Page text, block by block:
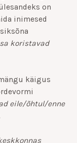
on
inimesed
koristavad
käigus
eile/õhtul/enne